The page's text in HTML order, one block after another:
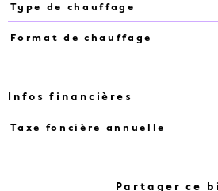
Type de chauffage
Format de chauffage
Infos financières
Caractéristiques Valeurs
Taxe foncière annuelle
Partager ce